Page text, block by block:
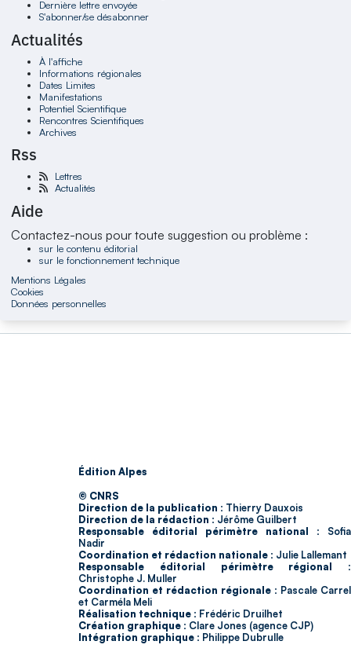
Dernière lettre envoyée
S'abonner/se désabonner
Actualités
À l'affiche
Informations régionales
Dates Limites
Manifestations
Potentiel Scientifique
Rencontres Scientifiques
Archives
Rss
Lettres
Actualités
Aide
Contactez-nous pour toute suggestion ou problème :
sur le contenu éditorial
sur le fonctionnement technique
Mentions Légales
Cookies
Données personnelles
Édition Alpes
© CNRS
Direction de la publication : Thierry Dauxois
Direction de la rédaction : Jérôme Guilbert
Responsable éditorial périmètre national : Sofia
Nadir
Coordination et rédaction nationale : Julie Lallemant
Responsable éditorial périmètre régional :
Christophe J. Muller
Coordination et rédaction régionale : Pascale Carrel
et Carméla Meli
Réalisation technique : Frédéric Druilhet
Création graphique : Clare Jones (agence CJP)
Intégration graphique : Philippe Dubrulle